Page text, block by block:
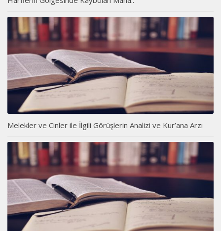
Melekler ve Cinler ile İlgili Görüşlerin Analizi ve Kur’ana Arzı